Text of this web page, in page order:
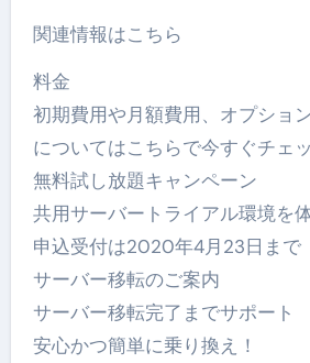
関連情報はこちら
料金
初期費用や月額費用、オプショ
についてはこちらで今すぐチェ
無料試し放題キャンペーン
共用サーバートライアル環境を
申込受付は2020年4月23日まで
サーバー移転のご案内
サーバー移転完了までサポート
安心かつ簡単に乗り換え！